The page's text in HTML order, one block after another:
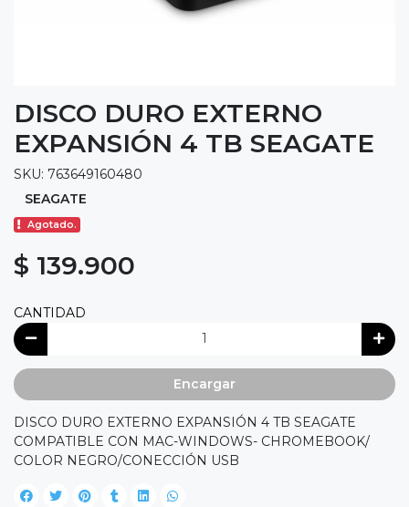
DISCO DURO EXTERNO
EXPANSIÓN 4 TB SEAGATE
SKU: 763649160480
SEAGATE
Agotado.
$ 139.900
CANTIDAD
Encargar
DISCO DURO EXTERNO EXPANSIÓN 4 TB SEAGATE
COMPATIBLE CON MAC-WINDOWS- CHROMEBOOK/
COLOR NEGRO/CONECCIÓN USB